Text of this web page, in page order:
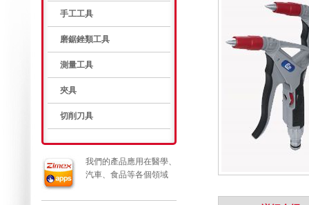
手工工具
磨鋸銼類工具
測量工具
夾具
切削刀具
我們的產品應用在醫學、
汽車、食品等各個領域